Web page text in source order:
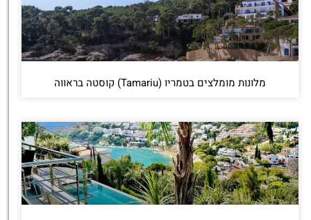
מלונות מומלצים בטמריו (Tamariu) קוסטה בראווה